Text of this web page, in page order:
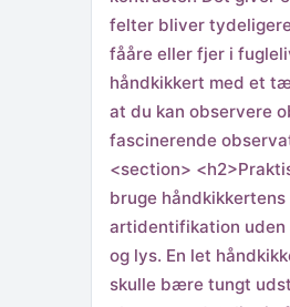
felter bliver
fååre eller fjer i
håndkikkert med et
at du kan observere
fascinerende
<section>
bruge
artidentifikation
og lys. En let
skulle bære tungt